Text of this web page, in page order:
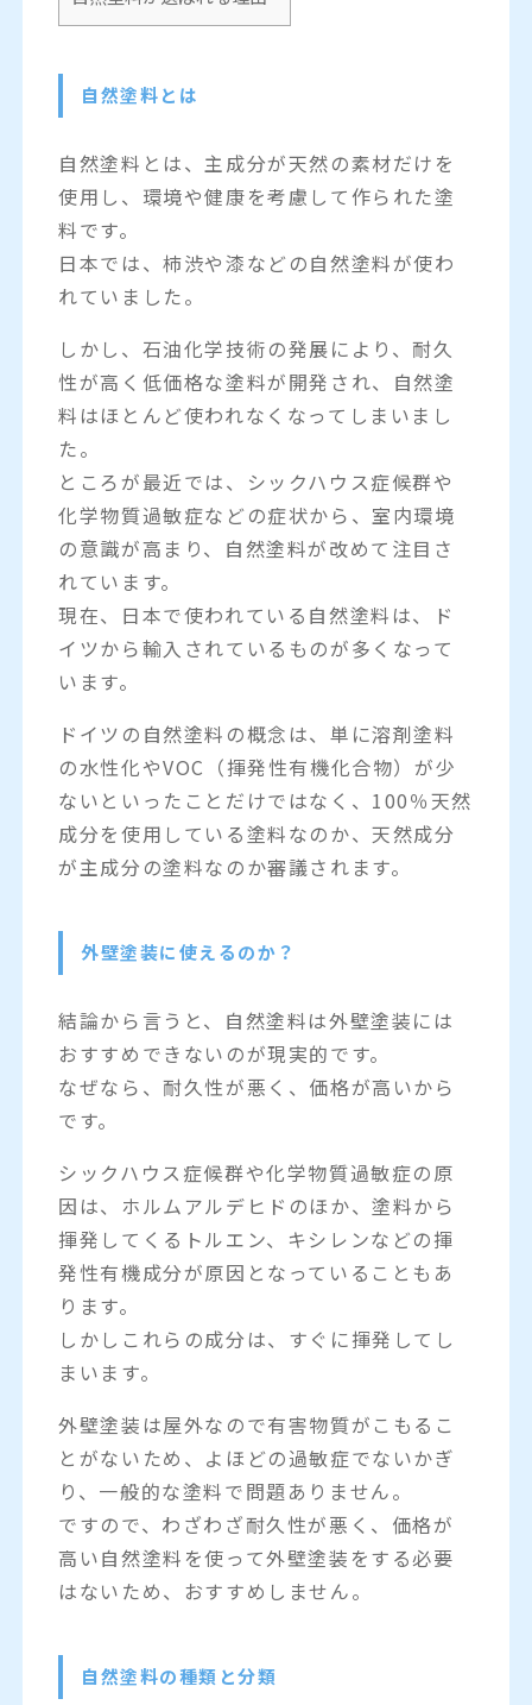
自然塗料とは
自然塗料とは、主成分が天然の素材だけを
使用し、環境や健康を考慮して作られた塗
料です。
日本では、柿渋や漆などの自然塗料が使わ
れていました。
しかし、石油化学技術の発展により、耐久
性が高く低価格な塗料が開発され、自然塗
料はほとんど使われなくなってしまいまし
た。
ところが最近では、シックハウス症候群や
化学物質過敏症などの症状から、室内環境
の意識が高まり、自然塗料が改めて注目さ
れています。
現在、日本で使われている自然塗料は、ド
イツから輸入されているものが多くなって
います。
ドイツの自然塗料の概念は、単に溶剤塗料
の水性化やVOC（揮発性有機化合物）が少
ないといったことだけではなく、100％天然
成分を使用している塗料なのか、天然成分
が主成分の塗料なのか審議されます。
外壁塗装に使えるのか？
結論から言うと、自然塗料は外壁塗装には
おすすめできないのが現実的です。
なぜなら、耐久性が悪く、価格が高いから
です。
シックハウス症候群や化学物質過敏症の原
因は、ホルムアルデヒドのほか、塗料から
揮発してくるトルエン、キシレンなどの揮
発性有機成分が原因となっていることもあ
ります。
しかしこれらの成分は、すぐに揮発してし
まいます。
外壁塗装は屋外なので有害物質がこもるこ
とがないため、よほどの過敏症でないかぎ
り、一般的な塗料で問題ありません。
ですので、わざわざ耐久性が悪く、価格が
高い自然塗料を使って外壁塗装をする必要
はないため、おすすめしません。
自然塗料の種類と分類